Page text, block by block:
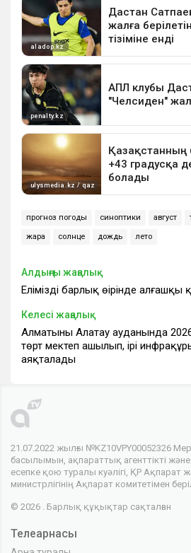
прогноз погоды синоптики август
жара солнце дождь лето
Алдыңғы жаңалық
Еліміздің барлық өңірінде
Келесі жаңалық
Алматының Алатау ауданында
төрт мектеп ашылып, ірі
аяқталады
21.07.2022 жылғы №KZ10VPY00052326
басылымын, ақпараттық агенттікті
есепке қою туралы куәлігі, ҚР Ақпарат
министрлігінің Ақпарат комитетімен
© 2026 . Барлық құқықтар сақталған
Телеарнасы